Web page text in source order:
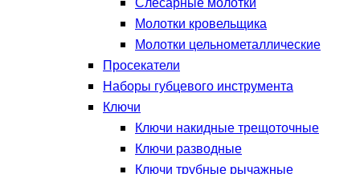
Молотки кровельщика
Молотки цельнометаллические
Просекатели
Наборы губцевого инструмента
Ключи
Ключи накидные трещоточные
Ключи разводные